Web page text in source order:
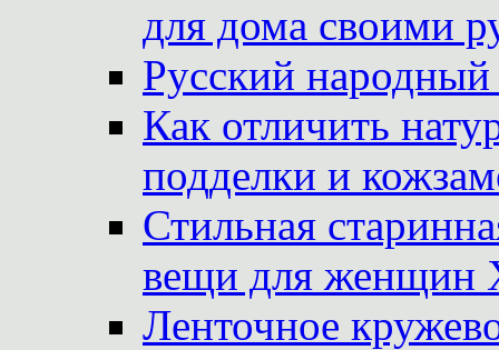
для дома своими
Русский
Как отличить
подделки и
Стильная
вещи для женщин
Ленточное